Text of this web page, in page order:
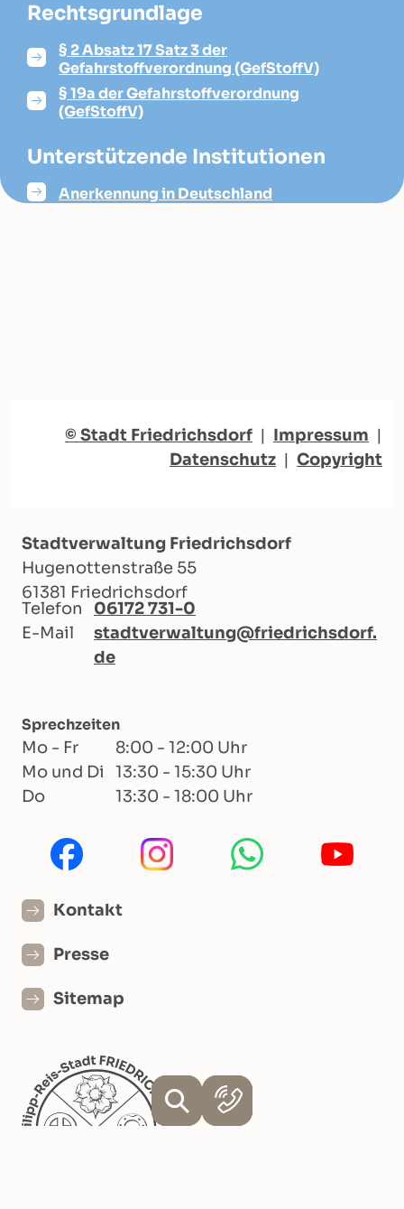
Rechtsgrundlage
§ 2 Absatz 17 Satz 3 der
Gefahrstoffverordnung (GefStoffV)
§ 19a der Gefahrstoffverordnung
(GefStoffV)
Unterstützende Institutionen
Anerkennung in Deutschland
© Stadt Friedrichsdorf | Impressum |
Datenschutz | Copyright
Stadtverwaltung Friedrichsdorf
Hugenottenstraße 55
61381 Friedrichsdorf
Telefon
06172 731-0
E-Mail
stadtverwaltung@friedrichsdorf.
de
Sprechzeiten
Mo - Fr
8:00 - 12:00 Uhr
Mo und Di
13:30 - 15:30 Uhr
Do
13:30 - 18:00 Uhr
Kontakt
Presse
Sitemap